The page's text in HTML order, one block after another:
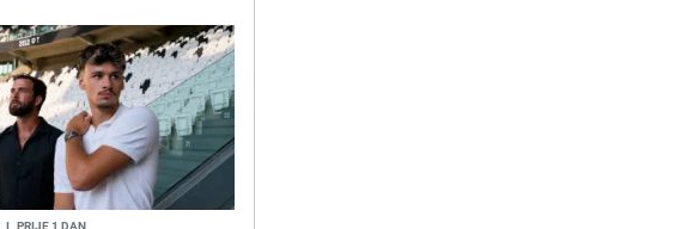
I PRIJE 1 DAN